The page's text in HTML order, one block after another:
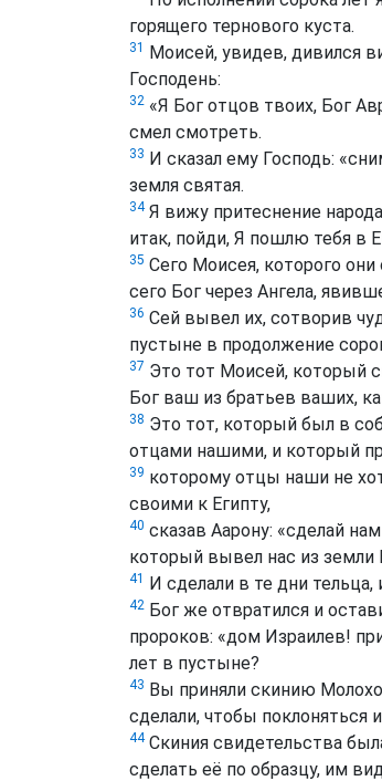
горящего тернового куста.
31 Моисей, увидев, дивился
Господень:
32 «Я Бог отцов твоих, Бог
смел смотреть.
33 И сказал ему Господь:
земля святая.
34Я вижу притеснение
итак, пойди, Я пошлю тебя в
35 Сего Моисея, которого они
сего Бог через Ангела,
36 Сей вывел их, сотворив
пустыне в продолжение
37 Это тот Моисей, который
Бог ваш из братьев ваших,
38 Это тот, который был в
отцами нашими, и который
39 которому отцы наши не
своими к Египту,
40 сказав Аарону: «сделай
который вывел нас из земли
41 И сделали в те дни
42 Бог же отвратился и
пророков: «дом Израилев!
лет в пустыне?
43 Вы приняли скинию
сделали, чтобы поклоняться
44Скиния свидетельства
сделать её по образцу, им